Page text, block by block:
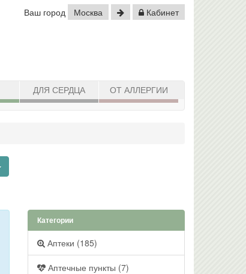
Ваш город Москва Кабинет
ДЛЯ СЕРДЦА ОТ АЛЛЕРГИИ
Toggle Dropdown
Категории
Аптеки (185)
Аптечные пункты (7)